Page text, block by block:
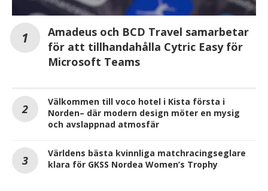
Amadeus och BCD Travel samarbetar
för att tillhandahålla Cytric Easy för
Microsoft Teams
Välkommen till voco hotel i Kista första i
Norden– där modern design möter en mysig
och avslappnad atmosfär
Världens bästa kvinnliga matchracingseglare
klara för GKSS Nordea Women’s Trophy